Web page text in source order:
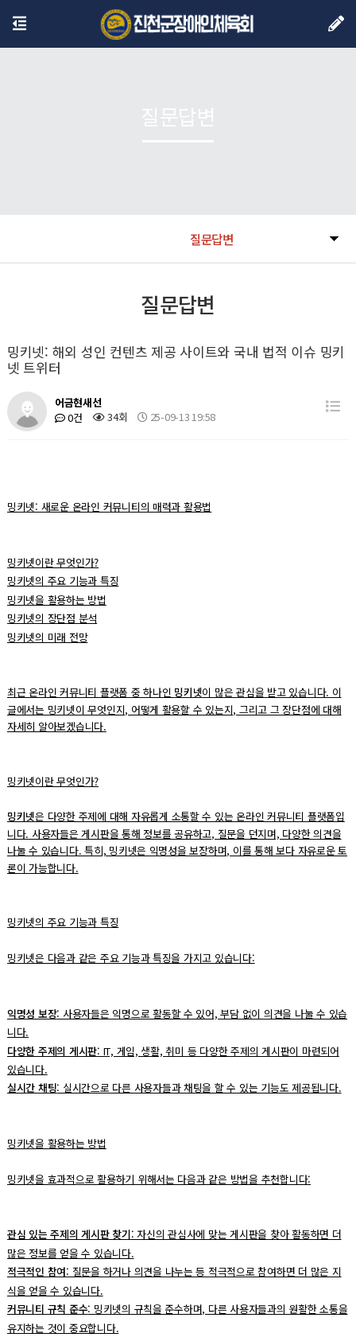
질문답변
질문답변
밍키넷: 해외 성인 컨텐츠 제공 사이트와 국내 법적 이슈 밍키
넷 트위터
어금현새선
0건
34회 25-09-13 19:58
밍키넷: 새로운 온라인 커뮤니티의 매력과 활용법
밍키넷이란 무엇인가?
밍키넷의 주요 기능과 특징
밍키넷을 활용하는 방법
밍키넷의 장단점 분석
밍키넷의 미래 전망
최근 온라인 커뮤니티 플랫폼 중 하나인 밍키넷이 많은 관심을 받고 있습니다. 이
글에서는 밍키넷이 무엇인지, 어떻게 활용할 수 있는지, 그리고 그 장단점에 대해
자세히 알아보겠습니다.
밍키넷이란 무엇인가?
밍키넷은 다양한 주제에 대해 자유롭게 소통할 수 있는 온라인 커뮤니티 플랫폼입
니다. 사용자들은 게시판을 통해 정보를 공유하고, 질문을 던지며, 다양한 의견을
나눌 수 있습니다. 특히, 밍키넷은 익명성을 보장하며, 이를 통해 보다 자유로운 토
론이 가능합니다.
밍키넷의 주요 기능과 특징
밍키넷은 다음과 같은 주요 기능과 특징을 가지고 있습니다:
익명성 보장: 사용자들은 익명으로 활동할 수 있어, 부담 없이 의견을 나눌 수 있습
니다.
다양한 주제의 게시판: IT, 게임, 생활, 취미 등 다양한 주제의 게시판이 마련되어
있습니다.
실시간 채팅: 실시간으로 다른 사용자들과 채팅을 할 수 있는 기능도 제공됩니다.
밍키넷을 활용하는 방법
밍키넷을 효과적으로 활용하기 위해서는 다음과 같은 방법을 추천합니다:
관심 있는 주제의 게시판 찾기: 자신의 관심사에 맞는 게시판을 찾아 활동하면 더
많은 정보를 얻을 수 있습니다.
적극적인 참여: 질문을 하거나 의견을 나누는 등 적극적으로 참여하면 더 많은 지
식을 얻을 수 있습니다.
커뮤니티 규칙 준수: 밍키넷의 규칙을 준수하며, 다른 사용자들과의 원활한 소통을
유지하는 것이 중요합니다.